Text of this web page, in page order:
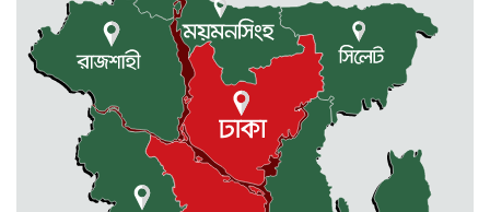
সরকারের ফ্যামিলি কার্ড কার্যক্রম
বাস্তবায়নে ব্যয় ২০০০ কোটি টাকা
মোহনগঞ্জে কর্মস্থলেই অসুস্থ- রক্তবমির পর
প্রাণ গেল স্বাস্থ্য কর্মকর্তার